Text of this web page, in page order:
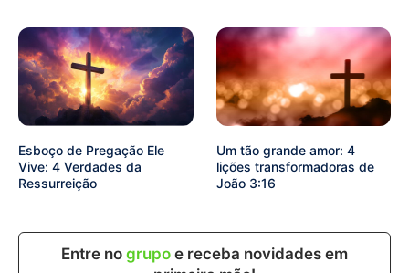
Esboço de Pregação Ele
Vive: 4 Verdades da
Ressurreição
Um tão grande amor: 4
lições transformadoras de
João 3:16
Entre no grupo e receba novidades em